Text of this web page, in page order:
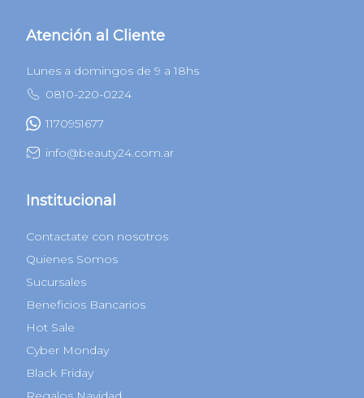
Atención al Cliente
Lunes a domingos de 9 a 18hs
0810-220-0224
1170951677
info@beauty24.com.ar
Institucional
Contactate con nosotros
Quienes Somos
Sucursales
Beneficios Bancarios
Hot Sale
Cyber Monday
Black Friday